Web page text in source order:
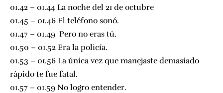
01.42 – 01.44 La noche del 21 de octubre
01.45 – 01.46 El teléfono sonó.
01.47 – 01.49 Pero no eras tú.
01.50 – 01.52 Era la policía.
01.53 – 01.56 La única vez que manejaste demasiado
rápido te fue fatal.
01.57 – 01.59 No logro entender.